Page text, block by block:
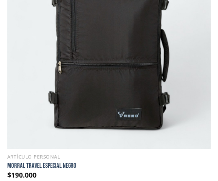
ARTÍCULO PERSONAL
MORRAL TRAVEL ESPECIAL NEGRO
$190.000